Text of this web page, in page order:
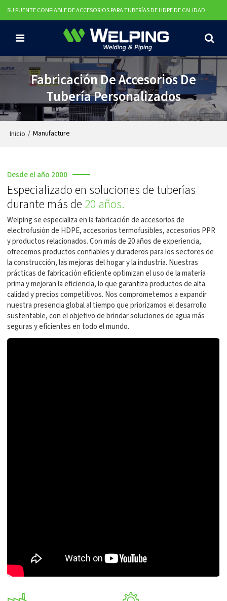
SU FUENTE CONFIABLE DE ACCESORIOS PARA TUBERÍAS DE HDPE DE CALIDAD
Fabricación De Accesorios De
Tubería Personalizados
Inicio / Manufacture
Desde el año 2000
Especializado en soluciones de tuberías
durante más de 20 años.
Welping se especializa en la fabricación de accesorios de
electrofusión de HDPE, accesorios termofusibles, accesorios PPR
y productos relacionados. Con más de 20 años de experiencia,
ofrecemos productos confiables y duraderos para los sectores de
la construcción, las mejoras del hogar y la industria. Nuestras
prácticas de fabricación eficiente optimizan el uso de la materia
prima y mejoran la eficiencia, lo que garantiza productos de alta
calidad y precios competitivos. Nos comprometemos a expandir
nuestra presencia global al tiempo que priorizamos el desarrollo
sustentable, con el objetivo de brindar soluciones de agua más
seguras y eficientes en todo el mundo.